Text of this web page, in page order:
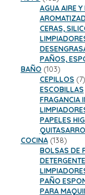
AGUA AIRE
CERAS,
PAÑOS,
BAÑO 103103
productos
CEPILLOS 77
ESCOBILLAS
FRAGANCIA
PAPELES
COCINA 138138
BOLSAS DE
PAÑO
PARA